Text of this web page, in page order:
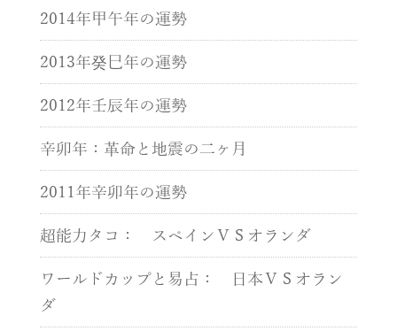
2014年甲午年の運勢
2013年癸巳年の運勢
2012年壬辰年の運勢
辛卯年：革命と地震の二ヶ月
2011年辛卯年の運勢
超能力タコ： スペインＶＳオランダ
ワールドカップと易占： 日本ＶＳオラン
ダ